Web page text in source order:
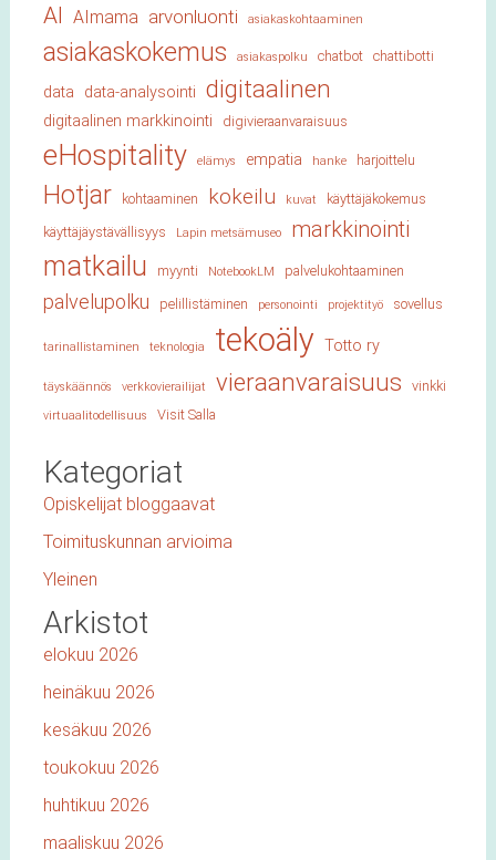
AI AImama arvonluonti asiakaskohtaaminen
asiakaskokemus asiakaspolku chatbot chattibotti
data data-analysointi digitaalinen
digitaalinen markkinointi digivieraanvaraisuus
eHospitality elämys empatia hanke harjoittelu
Hotjar kohtaaminen kokeilu kuvat
käyttäjäkokemus
käyttäjäystävällisyys
Lapin metsämuseo markkinointi
matkailu myynti NotebookLM palvelukohtaaminen
palvelupolku pelillistäminen personointi projektityö sovellus
tarinallistaminen teknologia tekoäly Totto ry
täyskäännös verkkovierailijat vieraanvaraisuus vinkki
virtuaalitodellisuus Visit Salla
Kategoriat
Opiskelijat bloggaavat
Toimituskunnan arvioima
Yleinen
Arkistot
elokuu 2026
heinäkuu 2026
kesäkuu 2026
toukokuu 2026
huhtikuu 2026
maaliskuu 2026